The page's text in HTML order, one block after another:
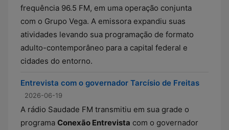
frequência 96.5 FM, em uma operação conjunta
com o Grupo Vega. A emissora expandiu suas
atividades levando sua programação de formato
adulto-contemporâneo para a capital federal e
cidades do entorno.
Entrevista com o governador Tarcísio de Freitas
2026-06-19
A rádio Saudade FM transmitiu em sua grade o
programa Conexão Entrevista com o governador